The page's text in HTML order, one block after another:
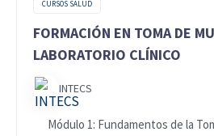
CURSOS SALUD
FORMACIÓN EN TOMA DE
LABORATORIO CLÍNICO
INTECS
Módulo 1: Fundamentos de la